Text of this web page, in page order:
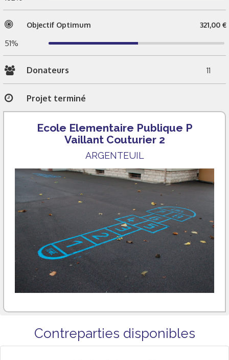
Objectif Optimum 321,00 €
51%
Donateurs 11
Projet terminé
Ecole Elementaire Publique P
Vaillant Couturier 2
ARGENTEUIL
Contreparties disponibles